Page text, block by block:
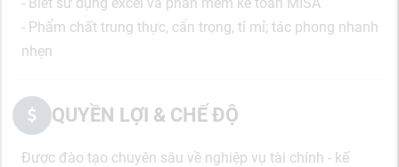
- Phẩm chất trung thực, cẩn trọng, tỉ mỉ; tác phong nhanh
nhẹn
QUYỀN LỢI & CHẾ ĐỘ
Được đào tạo chuyên sâu về nghiệp vụ tài chính - kế